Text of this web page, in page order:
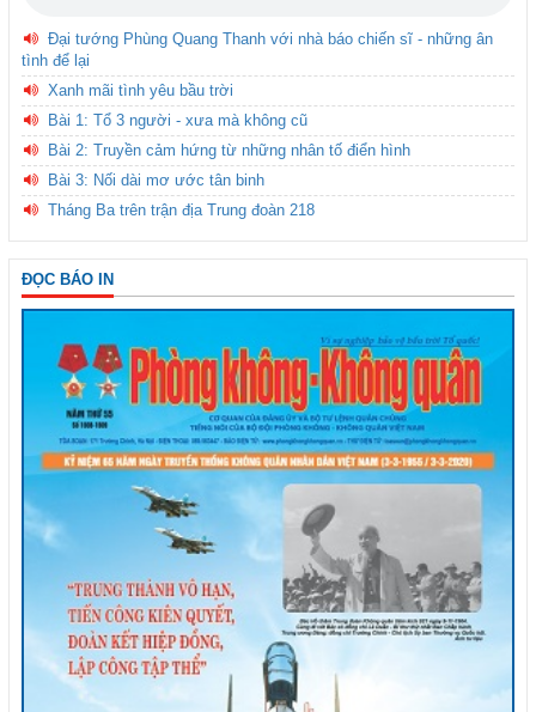
Đại tướng Phùng Quang Thanh với nhà báo chiến sĩ - những ân
tình để lại
Xanh mãi tình yêu bầu trời
Bài 1: Tổ 3 người - xưa mà không cũ
Bài 2: Truyền cảm hứng từ những nhân tố điển hình
Bài 3: Nối dài mơ ước tân binh
Tháng Ba trên trận địa Trung đoàn 218
ĐỌC BÁO IN